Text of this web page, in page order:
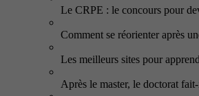
Le CRPE : le concours pour
Comment se réorienter après
Les meilleurs sites pour
Après le master, le doctorat